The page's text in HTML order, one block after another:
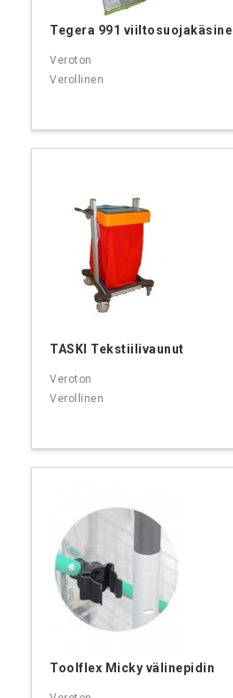
Tegera 991 viiltosuojakäsine
TASKI Tekstiilivaunut
Toolflex Micky välinepidin